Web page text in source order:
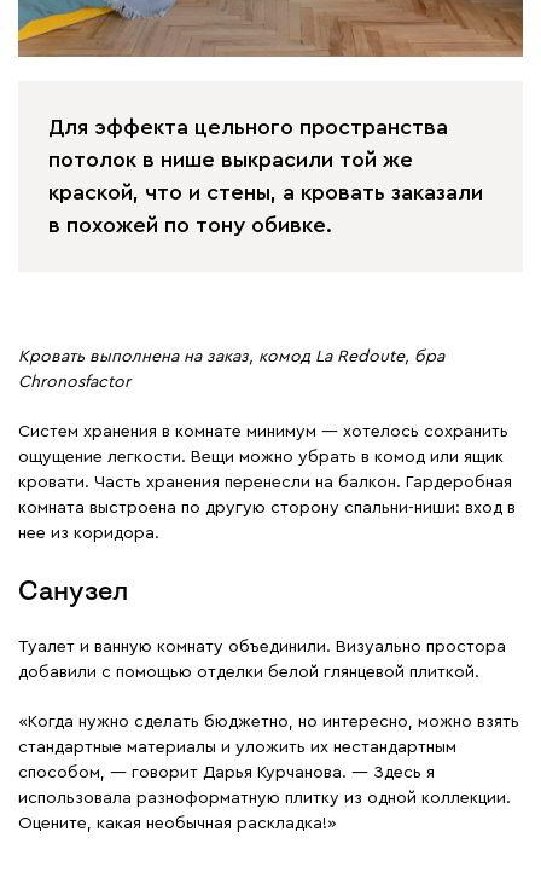
Для эффекта цельного пространства
потолок в нише выкрасили той же
краской, что и стены, а кровать заказали
в похожей по тону обивке.
Кровать выполнена на заказ, комод La Redoute, бра
Сhronosfactor
Систем хранения в комнате минимум — хотелось сохранить
ощущение легкости. Вещи можно убрать в комод или ящик
кровати. Часть хранения перенесли на балкон. Гардеробная
комната выстроена по другую сторону спальни-ниши: вход в
нее из коридора.
Санузел
Туалет и ванную комнату объединили. Визуально простора
добавили с помощью отделки белой глянцевой плиткой.
«Когда нужно сделать бюджетно, но интересно, можно взять
стандартные материалы и уложить их нестандартным
способом, — говорит Дарья Курчанова. — Здесь я
использовала разноформатную плитку из одной коллекции.
Оцените, какая необычная раскладка!»